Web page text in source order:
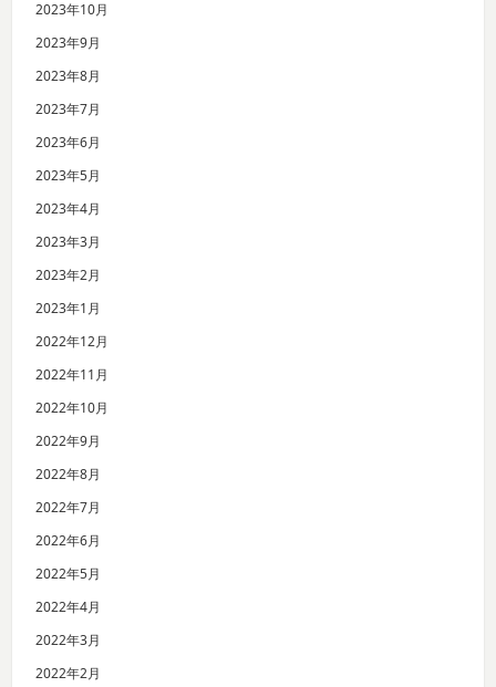
2023年10月
2023年9月
2023年8月
2023年7月
2023年6月
2023年5月
2023年4月
2023年3月
2023年2月
2023年1月
2022年12月
2022年11月
2022年10月
2022年9月
2022年8月
2022年7月
2022年6月
2022年5月
2022年4月
2022年3月
2022年2月